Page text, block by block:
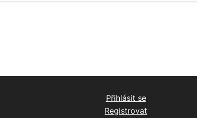
Přihlásit se
Registrovat